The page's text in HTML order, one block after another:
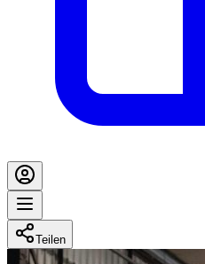
Teilen